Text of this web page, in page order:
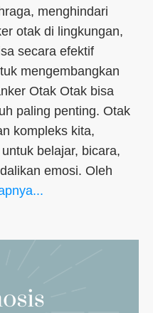
menghindari
otak di lingkungan,
secara efektif
mengembangkan
Otak Otak bisa
paling penting. Otak
kompleks kita,
belajar, bicara,
emosi. Oleh